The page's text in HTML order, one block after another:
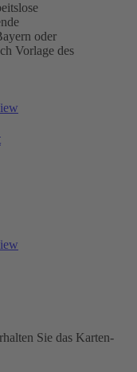
oder
Vorlage des
Sie das Karten-